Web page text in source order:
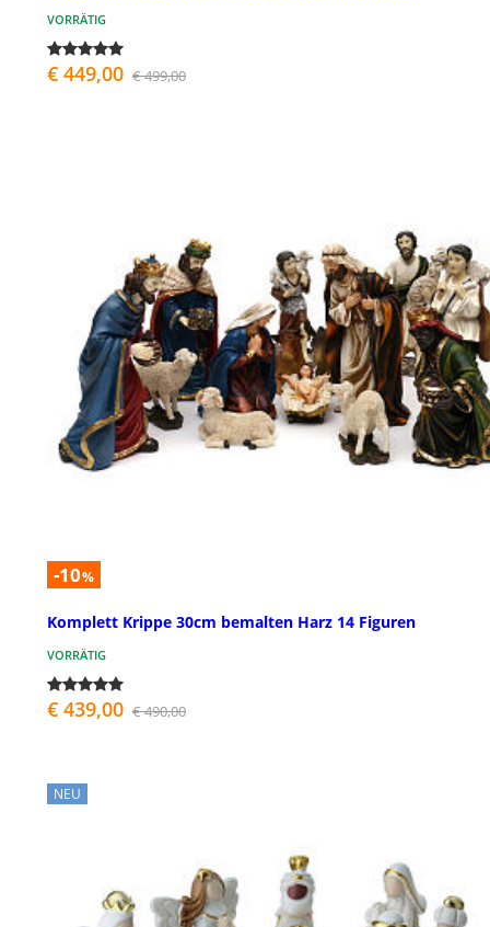
VORRÄTIG
€ 449,00 € 499,00
-10%
Komplett Krippe 30cm bemalten Harz 14 Figuren
VORRÄTIG
€ 439,00 € 490,00
NEU